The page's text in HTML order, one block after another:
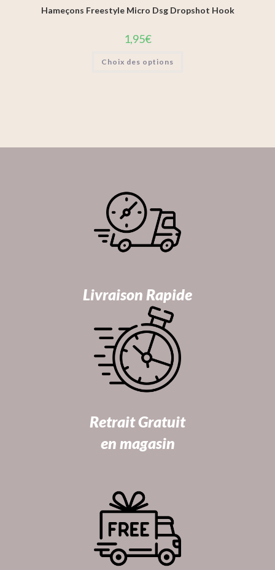
Hameçons Freestyle Micro Dsg Dropshot Hook
1,95€
Choix des options
Livraison Rapide
Retrait Gratuit
en magasin